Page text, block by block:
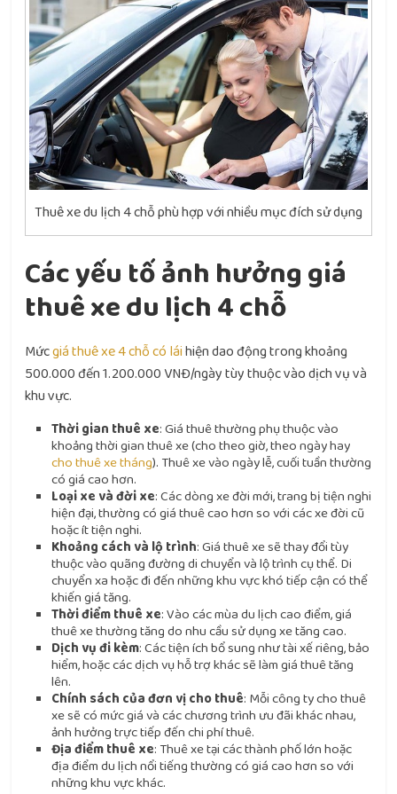
Thuê xe du lịch 4 chỗ phù hợp với nhiều mục đích sử dụng
Các yếu tố ảnh hưởng giá
thuê xe du lịch 4 chỗ
Mứcgiá thuê xe 4 chỗ có láihiện dao động trong khoảng
500.000 đến 1.200.000 VNĐ/ngày tùy thuộc vào dịch vụ và
khu vực.
Thời gian thuê xe: Giá thuê thường phụ thuộc vào
khoảng thời gian thuê xe (cho theo giờ, theo ngày hay
cho thuê xe tháng). Thuê xe vào ngày lễ, cuối tuần thường
có giá cao hơn.
Loại xe và đời xe: Các dòng xe đời mới, trang bị tiện nghi
hiện đại, thường có giá thuê cao hơn so với các xe đời cũ
hoặc ít tiện nghi.
Khoảng cách và lộ trình: Giá thuê xe sẽ thay đổi tùy
thuộc vào quãng đường di chuyển và lộ trình cụ thể. Di
chuyển xa hoặc đi đến những khu vực khó tiếp cận có thể
khiến giá tăng.
Thời điểm thuê xe: Vào các mùa du lịch cao điểm, giá
thuê xe thường tăng do nhu cầu sử dụng xe tăng cao.
Dịch vụ đi kèm: Các tiện ích bổ sung như tài xế riêng, bảo
hiểm, hoặc các dịch vụ hỗ trợ khác sẽ làm giá thuê tăng
lên.
Chính sách của đơn vị cho thuê: Mỗi công ty cho thuê
xe sẽ có mức giá và các chương trình ưu đãi khác nhau,
ảnh hưởng trực tiếp đến chi phí thuê.
Địa điểm thuê xe: Thuê xe tại các thành phố lớn hoặc
địa điểm du lịch nổi tiếng thường có giá cao hơn so với
những khu vực khác.